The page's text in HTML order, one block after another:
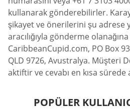
kullanarak gönderebilirler.
şikayet ve önerilerini şu adrese
aracılığıyla gönderme
CaribbeanCupid.com, PO Box
QLD 9726, Avustralya. Müşteri
aktiftir ve cevabı en kısa sürede
POPÜLER